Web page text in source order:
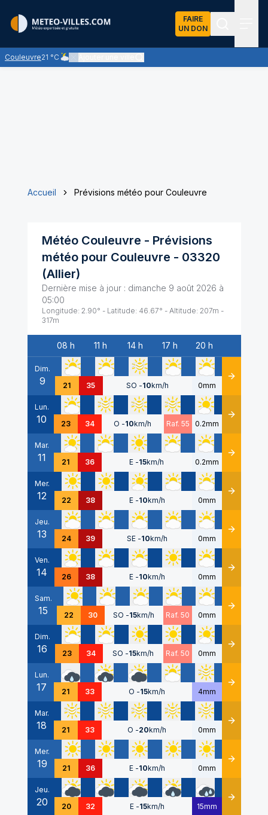
FAIRE
UN DON
Couleuvre21 °C
Ciel nuageux - les éclaircies et les nuages se partagent le
Accueil Prévisions météo pour Couleuvre
Météo Couleuvre - Prévisions
météo pour Couleuvre - 03320
(Allier)
Dernière mise à jour : dimanche 9 août 2026 à
05:00
Longitude: 2.90° - Latitude: 46.67° - Altitude: 207m -
317m
Date
08 h 11 h 14 h 17 h 20 h
Dim.
9 21 35 SO -10km/h 0mm Détails
Lun.
10 23 34 O -10km/h Raf. 55 0.2mm Détails
Mar.
11 21 36 E -15km/h 0.2mm Détails
Mer.
12 22 38 E -10km/h 0mm Détails
Jeu.
13 24 39 SE -10km/h 0mm Détails
Ven.
14 26 38 E -10km/h 0mm Détails
Sam.
15 22 30 SO -15km/h Raf. 50 0mm Détails
Dim.
16 23 34 SO -15km/h Raf. 50 0mm Détails
Lun.
17 21 33 O -15km/h 4mm Détails
Mar.
18 21 33 O -20km/h 0mm Détails
Mer.
19 21 36 E -10km/h 0mm Détails
Jeu.
20 20 32 E -15km/h 15mm Détails